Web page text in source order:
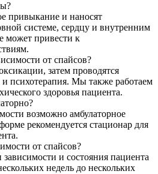
привыкание и наносят
системе, сердцу и внутренним
может привести к
от спайсов?
затем проводятся
и психотерапия. Мы также работаем
здоровья пациента.
возможно амбулаторное
рекомендуется стационар для
от спайсов?
и состояния пациента
недель до нескольких